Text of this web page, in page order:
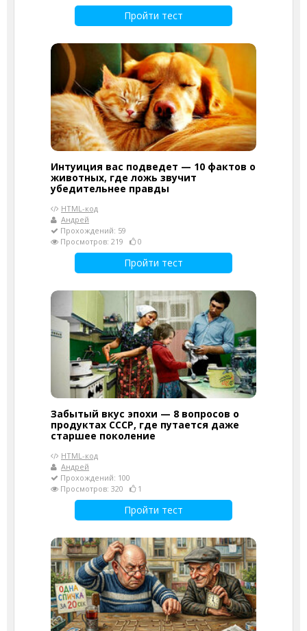
Пройти тест
Интуиция вас подведет — 10 фактов о
животных, где ложь звучит
убедительнее правды
HTML-код
Андрей
Прохождений: 59
Просмотров: 219
0
Пройти тест
Забытый вкус эпохи — 8 вопросов о
продуктах СССР, где путается даже
старшее поколение
HTML-код
Андрей
Прохождений: 100
Просмотров: 320
1
Пройти тест